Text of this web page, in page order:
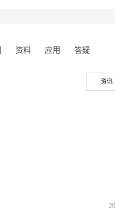
资料 应用 答疑
资讯